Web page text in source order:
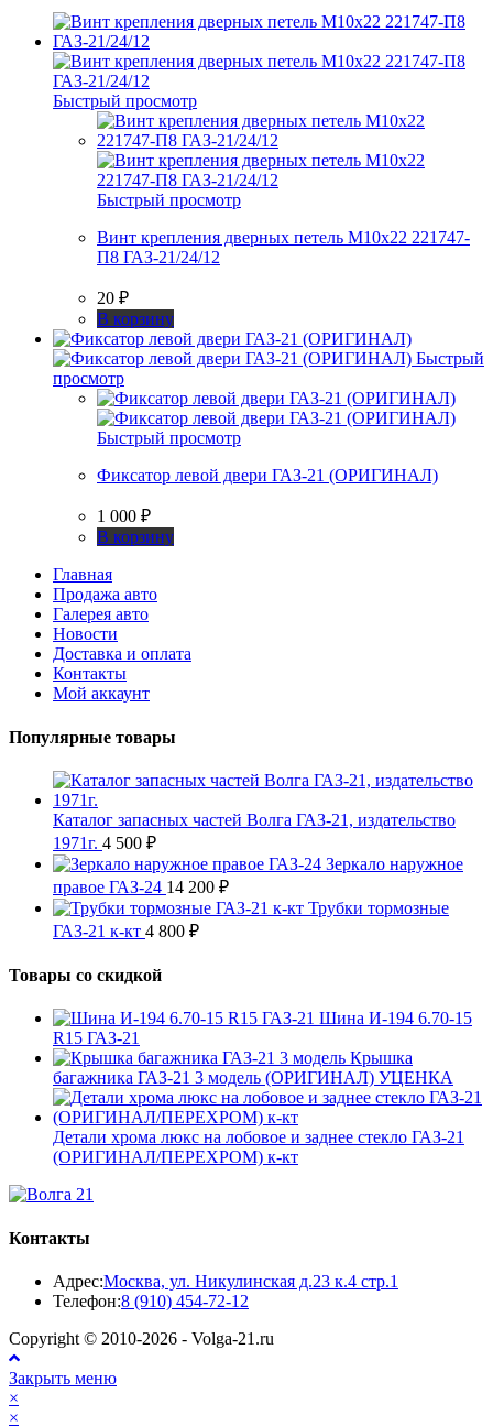
Быстрый просмотр
Быстрый просмотр
Винт крепления дверных петель М10х22 221747-
П8 ГАЗ-21/24/12
20 ₽
В корзину
Быстрый
просмотр
Быстрый просмотр
Фиксатор левой двери ГАЗ-21 (ОРИГИНАЛ)
1 000 ₽
В корзину
Главная
Продажа авто
Галерея авто
Новости
Доставка и оплата
Контакты
Мой аккаунт
Популярные товары
Каталог запасных частей Волга ГАЗ-21, издательство
1971г. 4 500 ₽
Зеркало наружное
правое ГАЗ-24 14 200 ₽
Трубки тормозные
ГАЗ-21 к-кт 4 800 ₽
Товары со скидкой
Шина И-194 6.70-15
R15 ГАЗ-21
Крышка
багажника ГАЗ-21 3 модель (ОРИГИНАЛ) УЦЕНКА
Детали хрома люкс на лобовое и заднее стекло ГАЗ-21
(ОРИГИНАЛ/ПЕРЕХРОМ) к-кт
Контакты
Адрес:Москва, ул. Никулинская д.23 к.4 стр.1
Телефон:8 (910) 454-72-12
вашем
Copyright © 2010-2026 - Volga-21.ru
Закрыть меню
×
×